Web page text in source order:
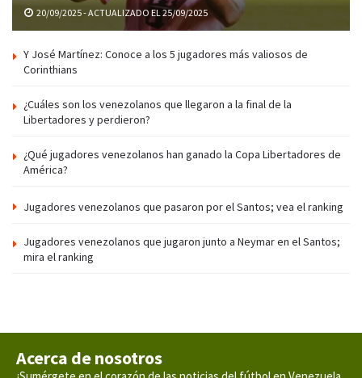
20/09/2025 - ACTUALIZADO EL 25/09/2025
Y José Martínez: Conoce a los 5 jugadores más valiosos de
Corinthians
¿Cuáles son los venezolanos que llegaron a la final de la
Libertadores y perdieron?
¿Qué jugadores venezolanos han ganado la Copa Libertadores de
América?
Jugadores venezolanos que pasaron por el Santos; vea el ranking
Jugadores venezolanos que jugaron junto a Neymar en el Santos;
mira el ranking
Acerca de nosotros